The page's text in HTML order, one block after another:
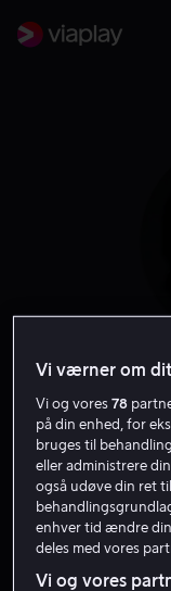
Producer
Vi værner om
Vi og vores78
på din enhed, for
bruges til
eller administrere
også udøve din ret
enhver tid ændre
deles med vores
Vi og vores